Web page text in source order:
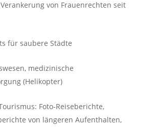
von Frauenrechten seit
für saubere Städte
medizinische
(Helikopter)
Foto-Reiseberichte,
von längeren Aufenthalten,